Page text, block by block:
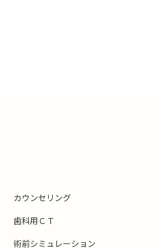
カウンセリング
歯科用ＣＴ
術前シミュレーション